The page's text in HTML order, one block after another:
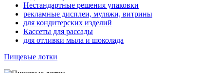
Нестандартные решения упаковки
рекламные дисплеи, муляжи, витрины
для кондитерских изделий
Кассеты для рассады
для отливки мыла и шоколада
Пищевые лотки